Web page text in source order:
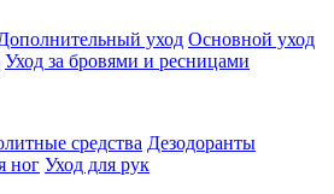
уход Основной уход
Уход за бровями и ресницами
средства Дезодоранты
ног Уход для рук